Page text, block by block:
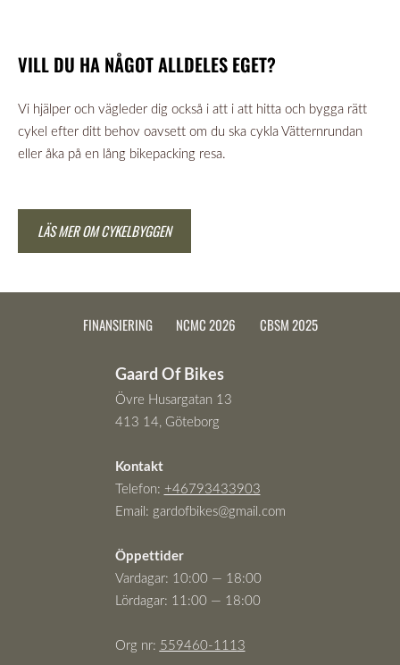
VILL DU HA NÅGOT ALLDELES EGET?
Vi hjälper och vägleder dig också i att i att hitta och bygga rätt
cykel efter ditt behov oavsett om du ska cykla Vätternrundan
eller åka på en lång bikepacking resa.
LÄS MER OM CYKELBYGGEN
FINANSIERING NCMC 2026 CBSM 2025
Gaard Of Bikes
Övre Husargatan 13
413 14, Göteborg
Kontakt
Telefon: +46793433903
Email: gardofbikes@gmail.com
Öppettider
Vardagar: 10:00 — 18:00
Lördagar: 11:00 — 18:00
Org nr: 559460-1113